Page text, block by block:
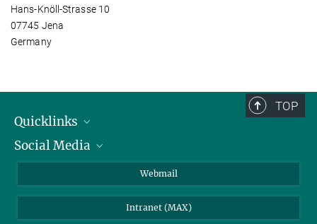
Hans-Knöll-Strasse 10
07745 Jena
Germany
TOP
Quicklinks
IMPRS Graduiertenschule
Social Media
Webmail
Intranet (MAX)